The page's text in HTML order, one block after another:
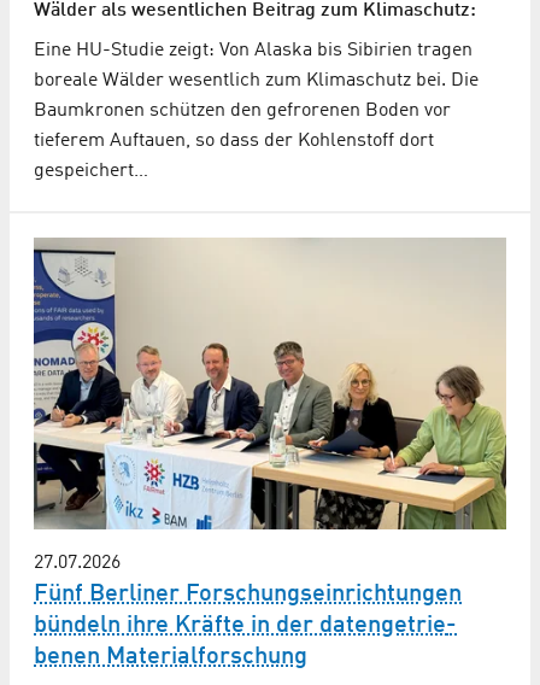
Wälder als wesentlichen Beitrag zum Klimaschutz:
Eine HU-Studie zeigt: Von Alaska bis Sibirien tragen
boreale Wälder wesentlich zum Klimaschutz bei. Die
Baumkronen schützen den gefrorenen Boden vor
tieferem Auftauen, so dass der Kohlenstoff dort
gespeichert…
27.07.2026
Fünf Berliner Forschungs­einrich­tungen
bündeln ihre Kräfte in der daten­getrie­
benen Material­forschung